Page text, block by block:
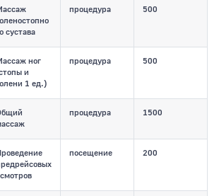
сустава
процедура 500
ног
и
1 ед.)
процедура 500
процедура 1500
посещение 200